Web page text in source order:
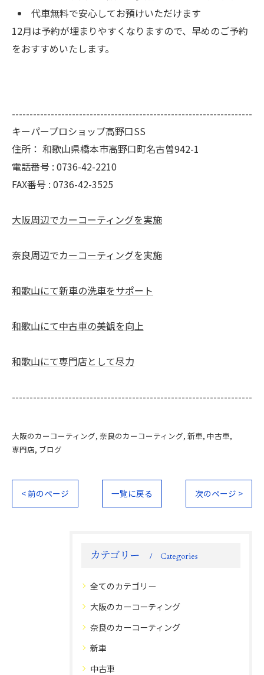
代車無料で安心してお預けいただけます
12月は予約が埋まりやすくなりますので、早めのご予約
をおすすめいたします。
--------------------------------------------------------------------
キーパープロショップ高野口SS
住所： 和歌山県橋本市高野口町名古曽942-1
電話番号 : 0736-42-2210
FAX番号 : 0736-42-3525
大阪周辺でカーコーティングを実施
奈良周辺でカーコーティングを実施
和歌山にて新車の洗車をサポート
和歌山にて中古車の美観を向上
和歌山にて専門店として尽力
--------------------------------------------------------------------
大阪のカーコーティング 奈良のカーコーティング 新車 中古車
専門店 ブログ
< 前のページ 一覧に戻る 次のページ >
カテゴリー Categories
全てのカテゴリー
大阪のカーコーティング
奈良のカーコーティング
新車
中古車